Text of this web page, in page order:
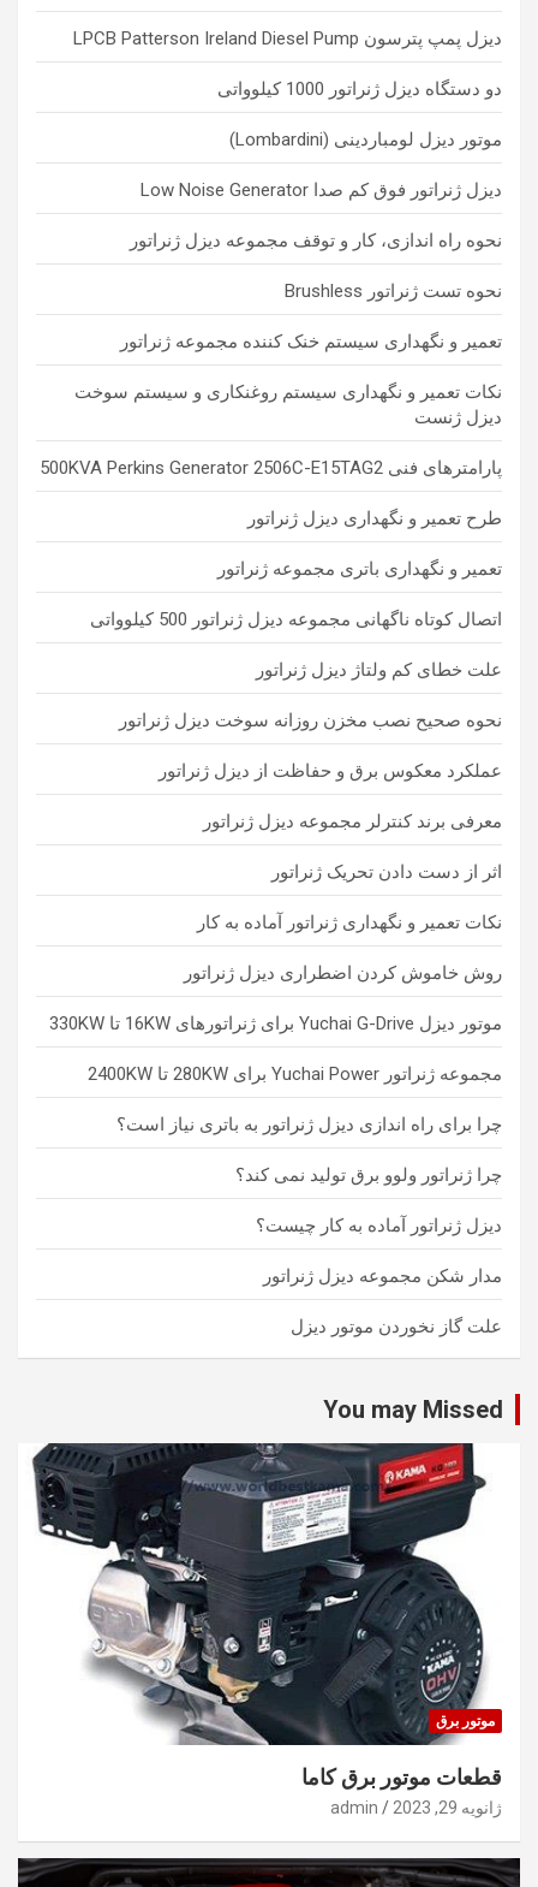
دیزل پمپ پترسون LPCB Patterson Ireland Diesel Pump
دو دستگاه دیزل ژنراتور 1000 کیلوواتی
موتور دیزل لومباردینی (Lombardini)
دیزل ژنراتور فوق کم صدا Low Noise Generator
نحوه راه اندازی، کار و توقف مجموعه دیزل ژنراتور
نحوه تست ژنراتور Brushless
تعمیر و نگهداری سیستم خنک کننده مجموعه ژنراتور
نکات تعمیر و نگهداری سیستم روغنکاری و سیستم سوخت
دیزل ژنست
پارامترهای فنی 500KVA Perkins Generator 2506C-E15TAG2
طرح تعمیر و نگهداری دیزل ژنراتور
تعمیر و نگهداری باتری مجموعه ژنراتور
اتصال کوتاه ناگهانی مجموعه دیزل ژنراتور 500 کیلوواتی
علت خطای کم ولتاژ دیزل ژنراتور
نحوه صحیح نصب مخزن روزانه سوخت دیزل ژنراتور
عملکرد معکوس برق و حفاظت از دیزل ژنراتور
معرفی برند کنترلر مجموعه دیزل ژنراتور
اثر از دست دادن تحریک ژنراتور
نکات تعمیر و نگهداری ژنراتور آماده به کار
روش خاموش کردن اضطراری دیزل ژنراتور
موتور دیزل Yuchai G-Drive برای ژنراتورهای 16KW تا 330KW
مجموعه ژنراتور Yuchai Power برای 280KW تا 2400KW
چرا برای راه اندازی دیزل ژنراتور به باتری نیاز است؟
چرا ژنراتور ولوو برق تولید نمی کند؟
دیزل ژنراتور آماده به کار چیست؟
مدار شکن مجموعه دیزل ژنراتور
علت گاز نخوردن موتور دیزل
You may Missed
موتور برق
قطعات موتور برق کاما
ژانویه 29, 2023 admin